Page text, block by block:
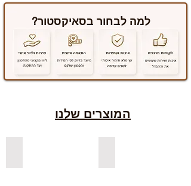
למה לבחור בסאיקסטור?
המוצרים שלנו